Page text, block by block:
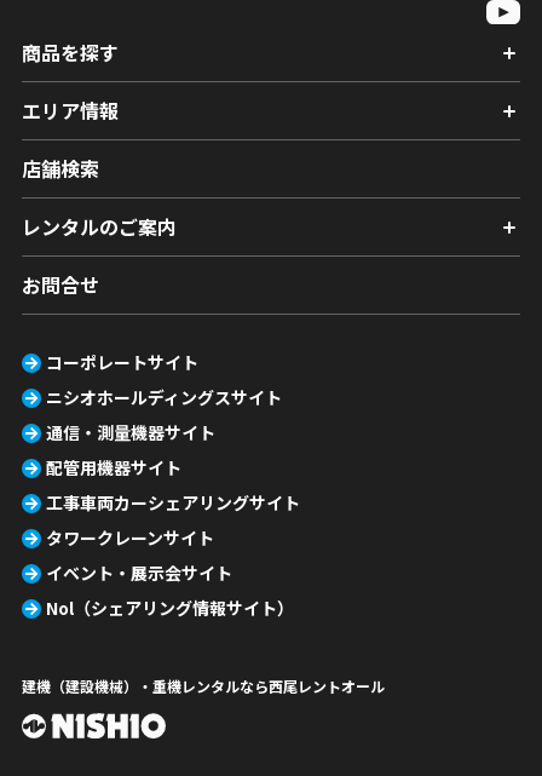
商品を探す
エリア情報
店舗検索
レンタルのご案内
お問合せ
コーポレートサイト
ニシオホールディングスサイト
通信・測量機器サイト
配管用機器サイト
工事車両カーシェアリングサイト
タワークレーンサイト
イベント・展示会サイト
Nol（シェアリング情報サイト）
建機（建設機械）・重機レンタルなら西尾レントオール